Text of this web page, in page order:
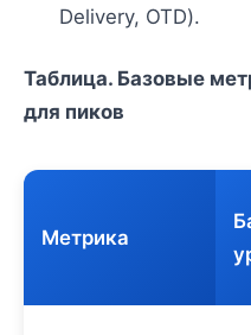
Delivery, OTD).
Таблица. Базовые
для пиков
Метрика